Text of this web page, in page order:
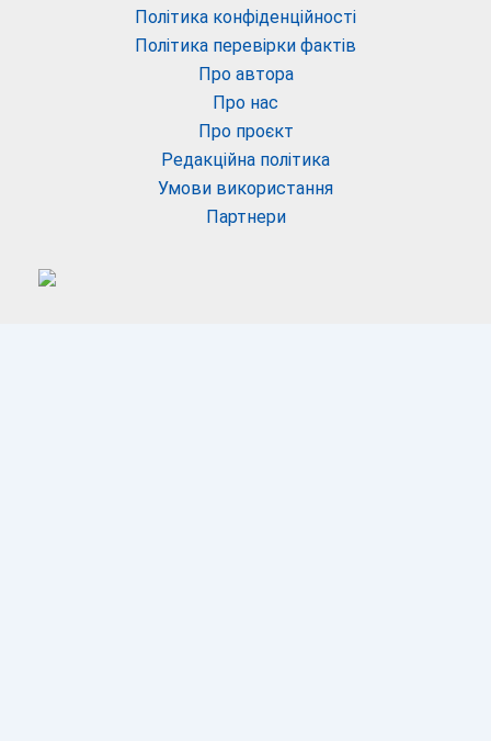
Політика конфіденційності
Політика перевірки фактів
Про автора
Про нас
Про проєкт
Редакційна політика
Умови використання
Партнери